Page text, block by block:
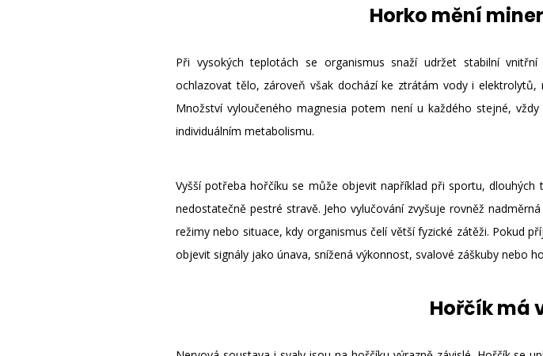
Horko mění
Při vysokých teplotách se organismus snaží udržet stabilní
ochlazovat tělo, zároveň však dochází ke ztrátám vody i elektrolytů,
Množství vyloučeného magnesia potem není u každého stejné,
individuálním metabolismu.
Vyšší potřeba hořčíku se může objevit například při sportu,
nedostatečně pestré stravě. Jeho vylučování zvyšuje rovněž
režimy nebo situace, kdy organismus čelí větší fyzické zátěži. Pokud
objevit signály jako únava, snížená výkonnost, svalové záškuby nebo
Hořčík má